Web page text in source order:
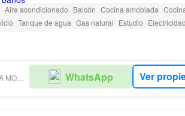
Aire acondicionado Balcón Cocina amoblada
Tanque de agua Gas natural Estudio Electricidad
MARIA CLAUDIA MORALES ESTRELLA WhatsApp Ver